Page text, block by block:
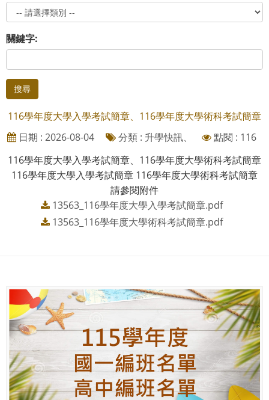
關鍵字:
搜尋
116學年度大學入學考試簡章、116學年度大學術科考試簡章
日期 : 2026-08-04
分類 : 升學快訊、
點閱 : 116
116學年度大學入學考試簡章、116學年度大學術科考試簡章
116學年度大學入學考試簡章 116學年度大學術科考試簡章
請參閱附件
13563_116學年度大學入學考試簡章.pdf
13563_116學年度大學術科考試簡章.pdf